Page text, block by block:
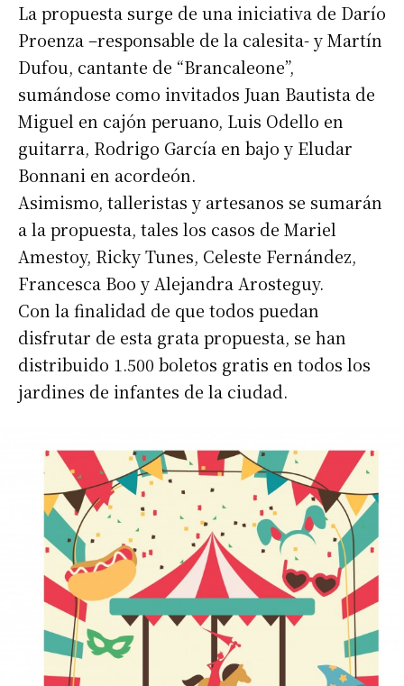
La propuesta surge de una iniciativa de Darío
Proenza –responsable de la calesita- y Martín
Dufou, cantante de “Brancaleone”,
sumándose como invitados Juan Bautista de
Miguel en cajón peruano, Luis Odello en
guitarra, Rodrigo García en bajo y Eludar
Bonnani en acordeón.
Asimismo, talleristas y artesanos se sumarán
a la propuesta, tales los casos de Mariel
Amestoy, Ricky Tunes, Celeste Fernández,
Francesca Boo y Alejandra Arosteguy.
Con la finalidad de que todos puedan
disfrutar de esta grata propuesta, se han
distribuido 1.500 boletos gratis en todos los
jardines de infantes de la ciudad.